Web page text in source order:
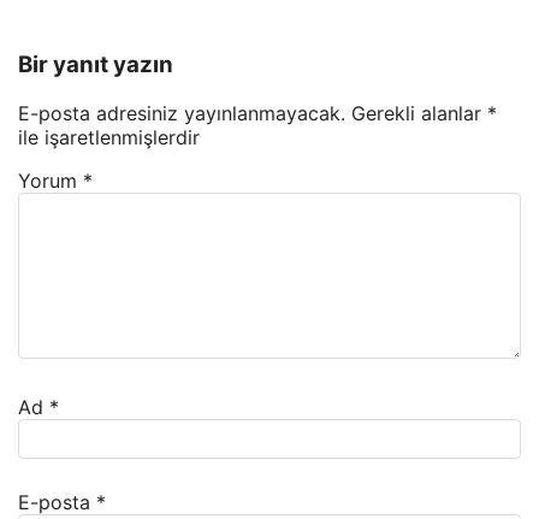
Bir yanıt yazın
E-posta adresiniz yayınlanmayacak. Gerekli alanlar *
ile işaretlenmişlerdir
Yorum *
Ad *
E-posta *